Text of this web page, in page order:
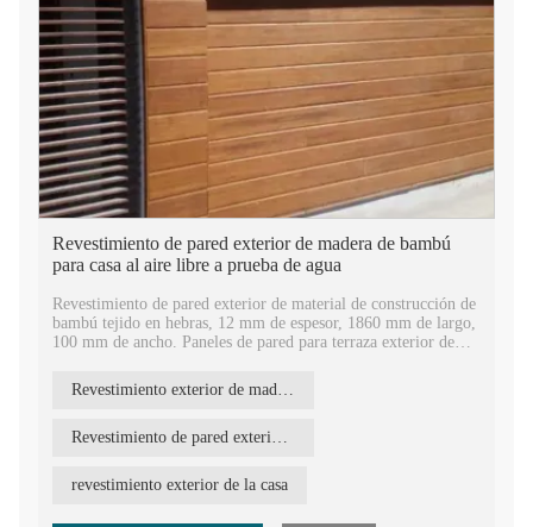
Revestimiento de pared exterior de madera de bambú
para casa al aire libre a prueba de agua
Revestimiento de pared exterior de material de construcción de
bambú tejido en hebras, 12 mm de espesor, 1860 mm de largo,
100 mm de ancho. Paneles de pared para terraza exterior de
directamente con tornillos.
panel de revestimiento de casas de bambú carbonizado. Se
patios traseros, revestimientos de casas, etc.
Revestimiento exterior de madera de bambú
Revestimiento de pared exterior impermeable
revestimiento exterior de la casa